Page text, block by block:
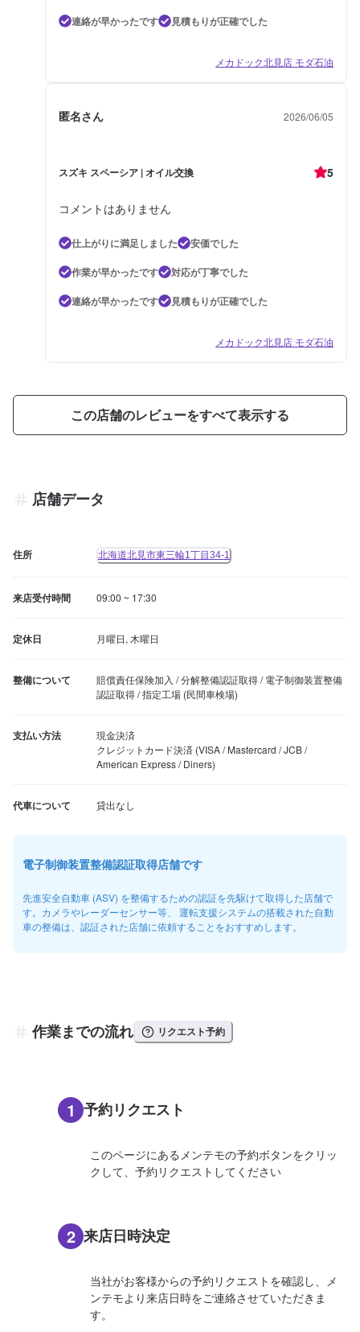
連絡が早かったです
見積もりが正確でした
メカドック北見店 モダ石油
匿名さん 2026/06/05
スズキ スペーシア | オイル交換 5
コメントはありません
仕上がりに満足しました
安価でした
作業が早かったです
対応が丁寧でした
連絡が早かったです
見積もりが正確でした
メカドック北見店 モダ石油
この店舗のレビューをすべて表示する
店舗データ
住所 北海道北見市東三輪1丁目34-1
来店受付時間 09:00 ~ 17:30
定休日 月曜日, 木曜日
整備について
賠償責任保険加入 / 分解整備認証取得 / 電子制御装置整備
認証取得 / 指定工場 (民間車検場)
支払い方法
現金決済
クレジットカード決済 (VISA / Mastercard / JCB /
American Express / Diners)
代車について 貸出なし
電子制御装置整備認証取得店舗です
先進安全自動車 (ASV) を整備するための認証を先駆けて取得した店舗で
す。カメラやレーダーセンサー等、 運転支援システムの搭載された自動
車の整備は、認証された店舗に依頼することをおすすめします。
作業までの流れ リクエスト予約
1 予約リクエスト
このページにあるメンテモの予約ボタンをクリッ
クして、予約リクエストしてください
2 来店日時決定
当社がお客様からの予約リクエストを確認し、メ
ンテモより来店日時をご連絡させていただきま
す。